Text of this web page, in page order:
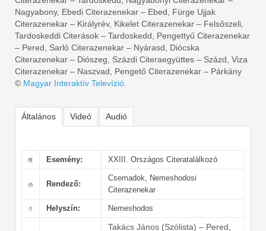
Nagyabony, Ebedi Citerazenekar – Ebed, Fürge Ujjak
Citerazenekar – Királyrév, Kikelet Citerazenekar – Felsőszeli,
Tardoskeddi Citerások – Tardoskedd, Pengettyű Citerazenekar
– Pered, Sarló Citerazenekar – Nyárasd, Diócska
Citerazenekar – Diószeg, Százdi Citeraegyüttes – Százd, Viza
Citerazenekar – Naszvad, Pengető Citerazenekar – Párkány
© Magyar Interaktív Televízió
Általános Videó Audió
Esemény: XXIII. Országos Citeratalálkozó
Rendező:
Csemadok, Nemeshodosi
Citerazenekar
Helyszín: Nemeshodos
Takács János (Szólista) – Pered,